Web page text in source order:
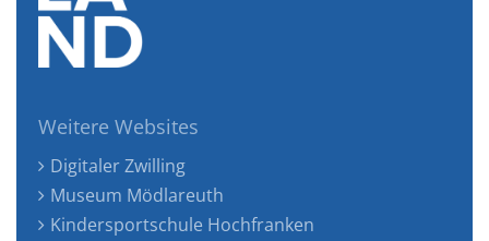
Weitere Websites
Digitaler Zwilling
Museum Mödlareuth
Kindersportschule Hochfranken